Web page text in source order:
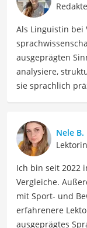
Als Linguistin bei
ausgeprägten
analysiere,
sie sprachlich
beschäftige ich
und
meinen
Der Monoflosse
besonders
Nele B.
Ich bin seit 2022
Vergleiche.
mit Sport- und
erfahrenere
ausgeprägtes